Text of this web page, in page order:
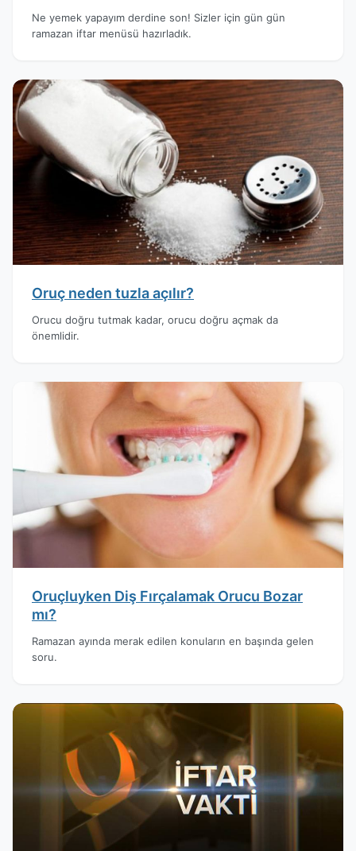
Ne yemek yapayım derdine son! Sizler için gün gün
ramazan iftar menüsü hazırladık.
Oruç neden tuzla açılır?
Orucu doğru tutmak kadar, orucu doğru açmak da
önemlidir.
Oruçluyken Diş Fırçalamak Orucu Bozar
mı?
Ramazan ayında merak edilen konuların en başında gelen
soru.